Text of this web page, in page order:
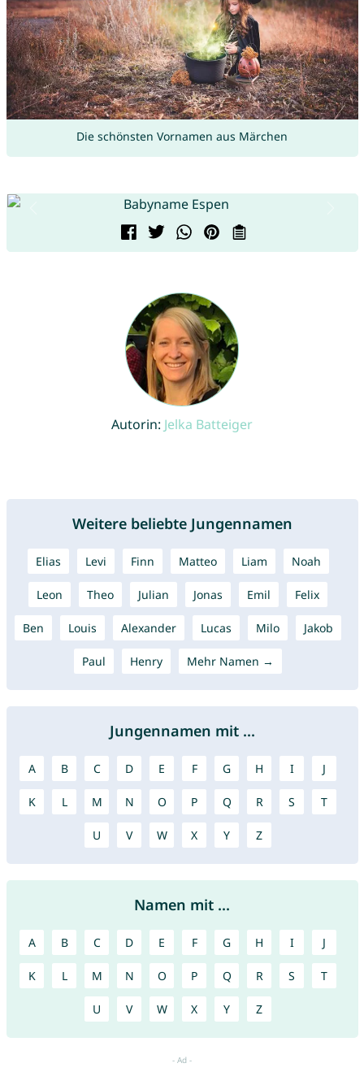
Die schönsten Vornamen aus Märchen
Autorin: Jelka Batteiger
Weitere beliebte Jungennamen
Elias Levi Finn Matteo Liam Noah
Leon Theo Julian Jonas Emil Felix
Ben Louis Alexander Lucas Milo Jakob
Paul Henry Mehr Namen →
Jungennamen mit ...
A B C D E F G H I J
K L M N O P Q R S T
U V W X Y Z
Namen mit ...
A B C D E F G H I J
K L M N O P Q R S T
U V W X Y Z